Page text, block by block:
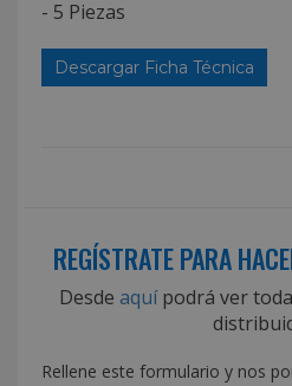
- 5 Piezas
Descargar Ficha Técnica
REGÍSTRATE PARA
Desde aquípodrá ver
Rellene este formulario y nos